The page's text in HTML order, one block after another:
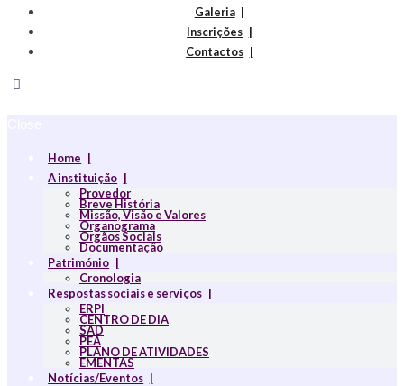
Galeria
Inscrições
Contactos
Home
A instituição
Provedor
Breve História
Missão, Visão e Valores
Organograma
Orgãos Sociais
Documentação
Património
Cronologia
Respostas sociais e serviços
ERPI
CENTRO DE DIA
SAD
PEA
PLANO DE ATIVIDADES
EMENTAS
Notícias/Eventos